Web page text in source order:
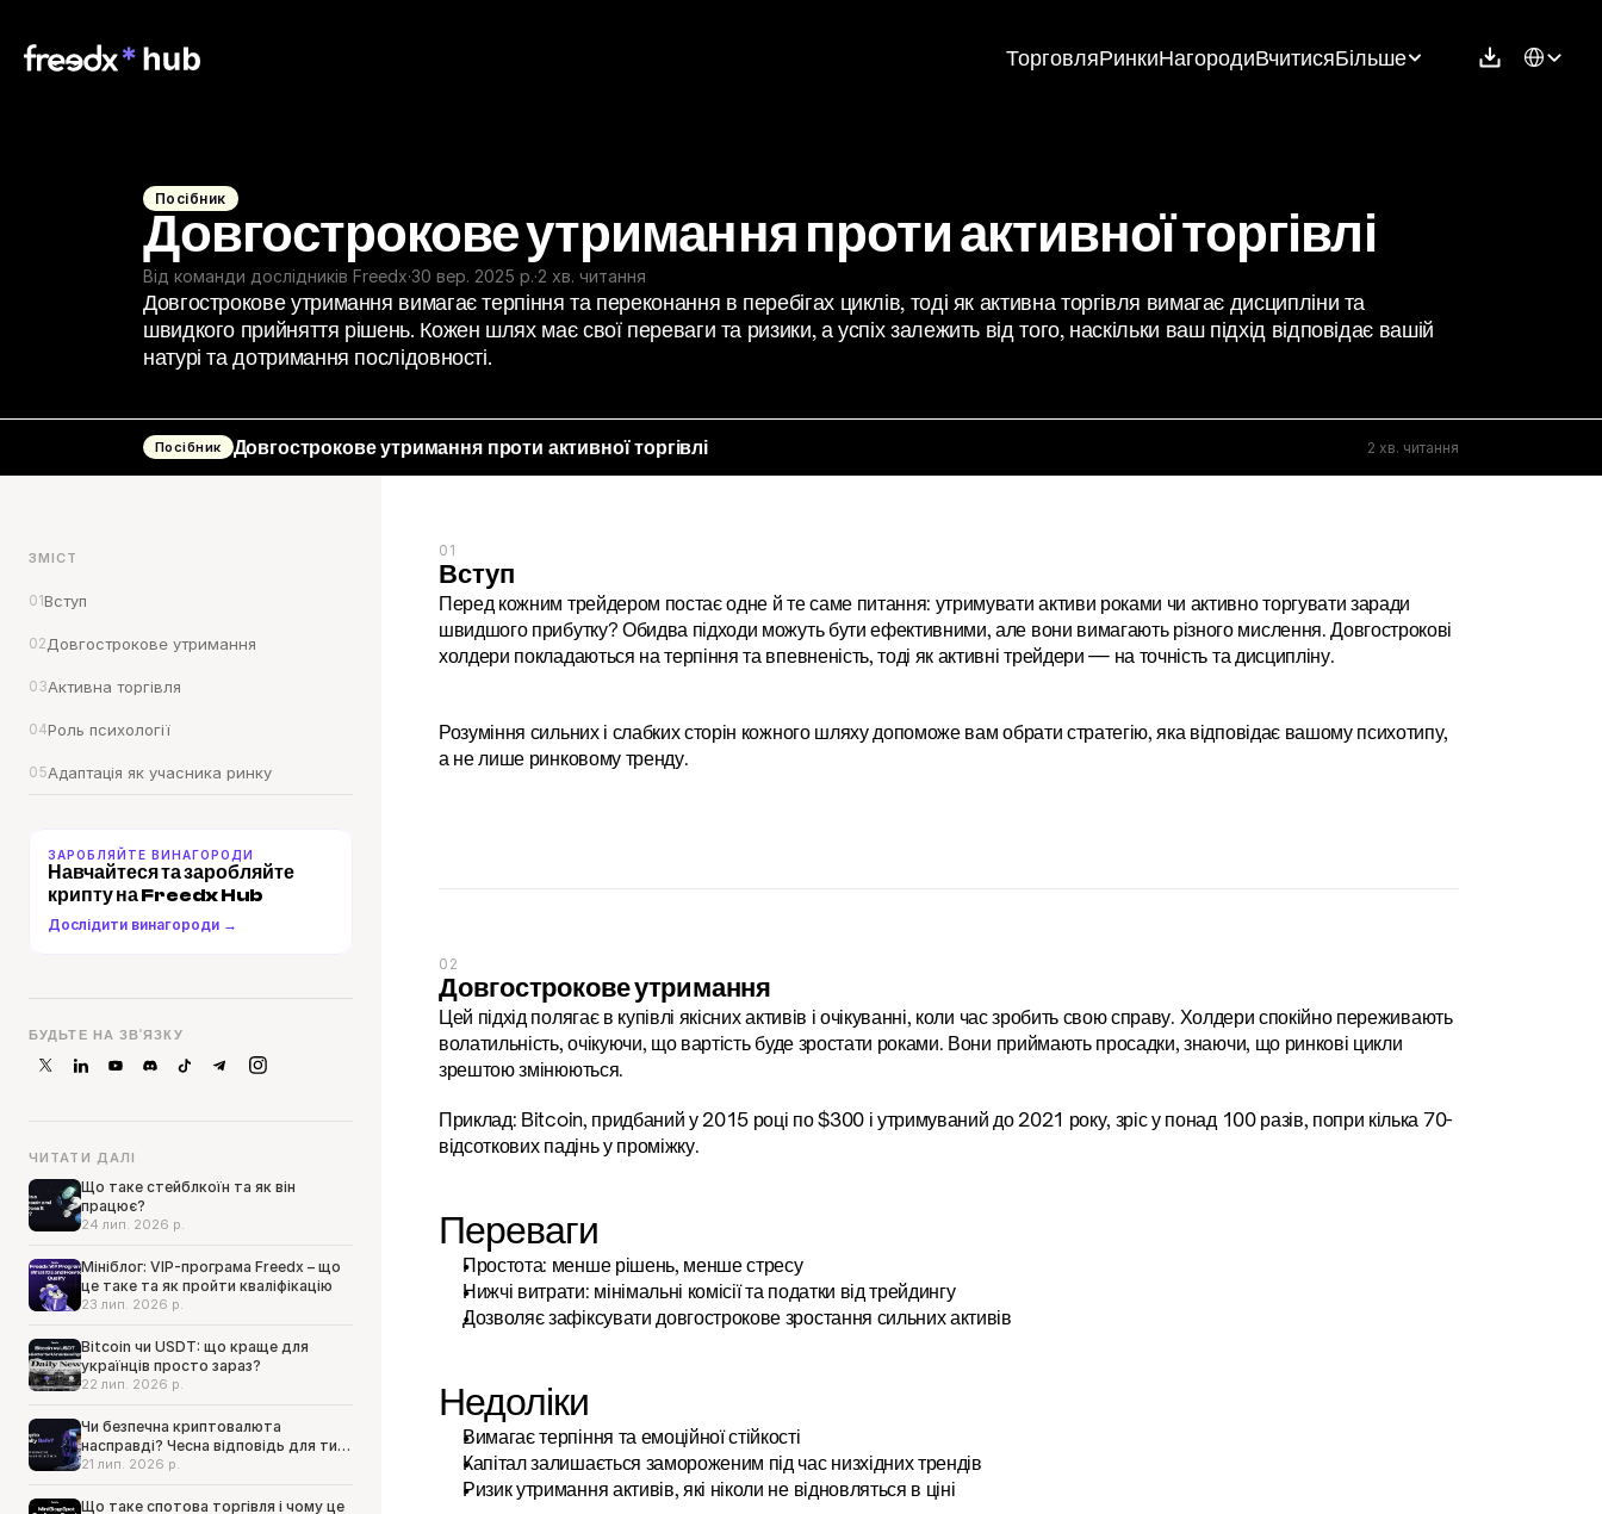
ТорговляРинкиНагородиВчитисяБільше Select
Посібник
Довгострокове утримання проти активної торгівлі
Від команди дослідників Freedx·30 вер. 2025 р.·2 хв. читання
Довгострокове утримання вимагає терпіння та переконання в перебігах циклів, тоді як активна торгівля вимагає дисципліни та
швидкого прийняття рішень. Кожен шлях має свої переваги та ризики, а успіх залежить від того, наскільки ваш підхід відповідає вашій
натурі та дотримання послідовності.
Посібник Довгострокове утримання проти активної торгівлі 2 хв. читання
ЗМІСТ
01Вступ
02 Довгострокове утримання
03Активна торгівля
04Роль психології
05Адаптація як учасника ринку
ЗАРОБЛЯЙТЕ ВИНАГОРОДИ
Навчайтеся та заробляйте
крипту на Freedx Hub
Дослідити винагороди →
БУДЬТЕ НА ЗВ'ЯЗКУ
ЧИТАТИ ДАЛІ
Що таке стейблкоїн та як він
працює?
24 лип. 2026 р.
Мініблог: VIP-програма Freedx – що
це таке та як пройти кваліфікацію
23 лип. 2026 р.
Bitcoin чи USDT: що краще для
українців просто зараз?
22 лип. 2026 р.
Чи безпечна криптовалюта
насправді? Чесна відповідь для тих,
хто досі сумнівається
21 лип. 2026 р.
Що таке спотова торгівля і чому це
01
Вступ
Перед кожним трейдером постає одне й те саме питання: утримувати активи роками чи активно торгувати заради
швидшого прибутку? Обидва підходи можуть бути ефективними, але вони вимагають різного мислення. Довгострокові
холдери покладаються на терпіння та впевненість, тоді як активні трейдери — на точність та дисципліну.
Розуміння сильних і слабких сторін кожного шляху допоможе вам обрати стратегію, яка відповідає вашому психотипу,
а не лише ринковому тренду.
02
Довгострокове утримання
Цей підхід полягає в купівлі якісних активів і очікуванні, коли час зробить свою справу. Холдери спокійно переживають
волатильність, очікуючи, що вартість буде зростати роками. Вони приймають просадки, знаючи, що ринкові цикли
зрештою змінюються.
Приклад: Bitcoin, придбаний у 2015 році по $300 і утримуваний до 2021 року, зріс у понад 100 разів, попри кілька 70-
відсоткових падінь у проміжку.
Переваги
Простота: менше рішень, менше стресу
Нижчі витрати: мінімальні комісії та податки від трейдингу
Дозволяє зафіксувати довгострокове зростання сильних активів
Недоліки
Вимагає терпіння та емоційної стійкості
Капітал залишається замороженим під час низхідних трендів
Ризик утримання активів, які ніколи не відновляться в ціні